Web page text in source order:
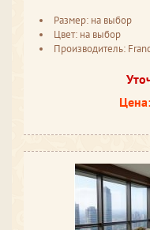
Размер: на выбор
Цвет: на выбор
Производитель: